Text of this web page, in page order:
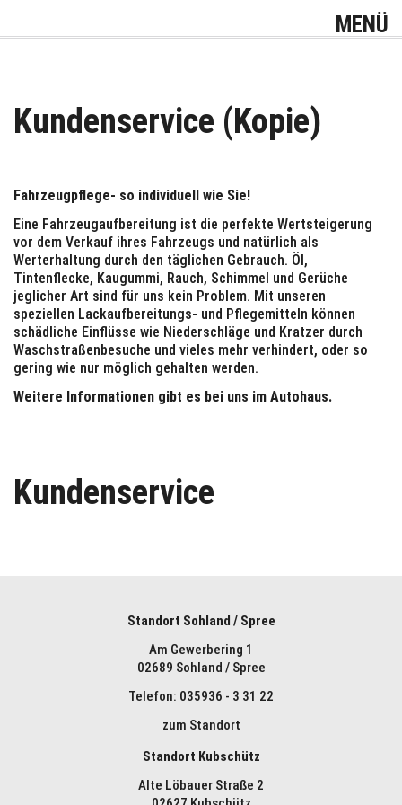
MENÜ
Kundenservice (Kopie)
Fahrzeugpflege- so individuell wie Sie!
Eine Fahrzeugaufbereitung ist die perfekte Wertsteigerung
vor dem Verkauf ihres Fahrzeugs und natürlich als
Werterhaltung durch den täglichen Gebrauch. Öl,
Tintenflecke, Kaugummi, Rauch, Schimmel und Gerüche
jeglicher Art sind für uns kein Problem. Mit unseren
speziellen Lackaufbereitungs- und Pflegemitteln können
schädliche Einflüsse wie Niederschläge und Kratzer durch
Waschstraßenbesuche und vieles mehr verhindert, oder so
gering wie nur möglich gehalten werden.
Weitere Informationen gibt es bei uns im Autohaus.
Kundenservice
Standort Sohland / Spree
Am Gewerbering 1
02689 Sohland / Spree
Telefon: 035936 - 3 31 22
zum Standort
Standort Kubschütz
Alte Löbauer Straße 2